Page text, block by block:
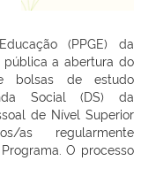
(PPGE) da
pública a abertura do
bolsas de estudo
Social (DS) da
de Nível Superior
as regularmente
O processo